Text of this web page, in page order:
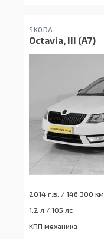
SKODA
Octavia, III (A7)
2014 г.в. / 146 300 км
1.2 л / 105 лс
КПП механика